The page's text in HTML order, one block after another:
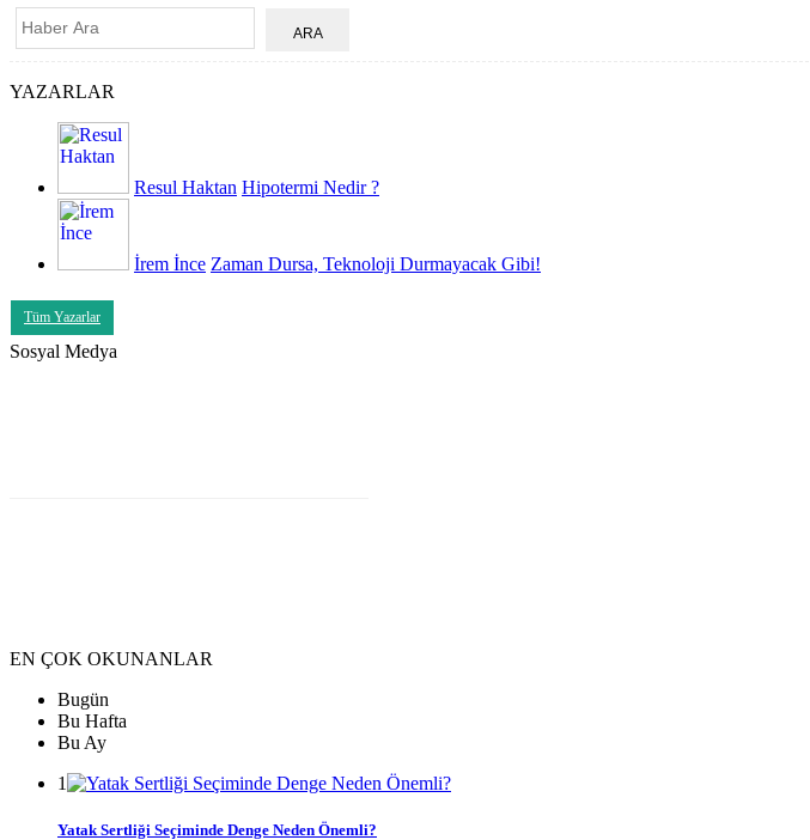
YAZARLAR
Resul Haktan Hipotermi Nedir ?
İrem İnce Zaman Dursa, Teknoloji Durmayacak Gibi!
Tüm Yazarlar
Sosyal Medya
EN ÇOK OKUNANLAR
Bugün
Bu Hafta
Bu Ay
1
Yatak Sertliği Seçiminde Denge Neden Önemli?